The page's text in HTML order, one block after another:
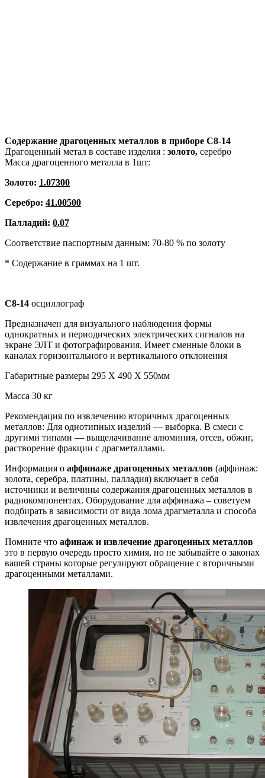
Содержание драгоценных металлов в приборе С8-14
Драгоценный метал в составе изделия : золото, серебро
Масса драгоценного металла в 1шт:
Золото: 1.07300
Серебро: 41.00500
Палладий: 0.07
Соответствие паспортным данным: 70-80 % по золоту
* Содержание в граммах на 1 шт.
С8-14 осциллограф
Предназначен для визуального наблюдения формы
однократных и периодических электрических сигналов на
экране ЭЛТ и фотографирования. Имеет сменные блоки в
каналах горизонтального и вертикального отклонения
Габаритные размеры 295 Х 490 Х 550мм
Масса 30 кг
Рекомендация по извлечению вторичных драгоценных
металлов: Для однотипных изделий — выборка. В смеси с
другими типами — выщелачивание алюминия, отсев, обжиг,
растворение фракции с драгметаллами.
Информация о аффинаже драгоценных металлов (аффинаж:
золота, серебра, платины, палладия) включает в себя
источники и величины содержания драгоценных металлов в
радиокомпонентах. Оборудование для аффинажа – советуем
подбирать в зависимости от вида лома драгметалла и способа
извлечения драгоценных металлов.
Помните что афинаж и извлечение драгоценных металлов
это в первую очередь просто химия, но не забывайте о законах
вашей страны которые регулируют обращение с вторичными
драгоценными металлами.